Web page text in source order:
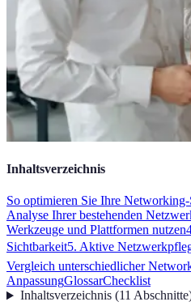
Inhaltsverzeichnis
So optimieren Sie Ihre
Analyse Ihrer bestehenden
Werkzeuge und Plattformen nutzen
Sichtbarkeit5. Aktive
Vergleich unterschiedlicher
AnpassungGlossarChecklist
Inhaltsverzeichnis(11 Abschnitte